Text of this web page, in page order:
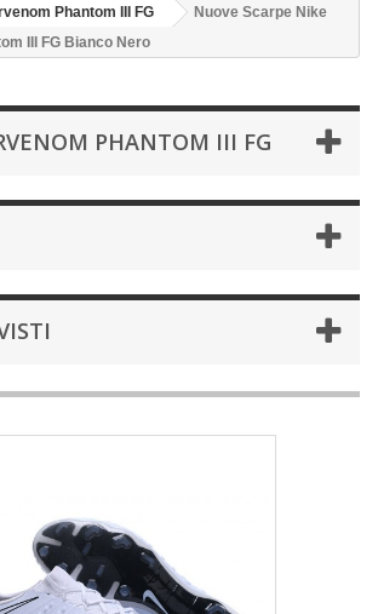
Phantom III FG
Nuove Scarpe Nike
III FG Bianco Nero
PHANTOM III FG